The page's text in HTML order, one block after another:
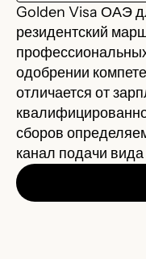
Golden Visa ОАЭ
резидентский
одобрении
отличается от
сборов
канал подачи